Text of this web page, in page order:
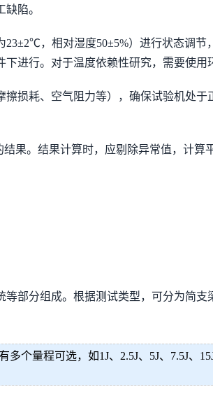
陷。
，相对湿度50±5%）进行状态调节
进行。对于温度依赖性研究，需要使用
损耗、空气阻力等），确保试验机处于
果。结果计算时，应剔除异常值，计算
部分组成。根据测试类型，可分为简
个量程可选，如1J、2.5J、5J、7.5J、